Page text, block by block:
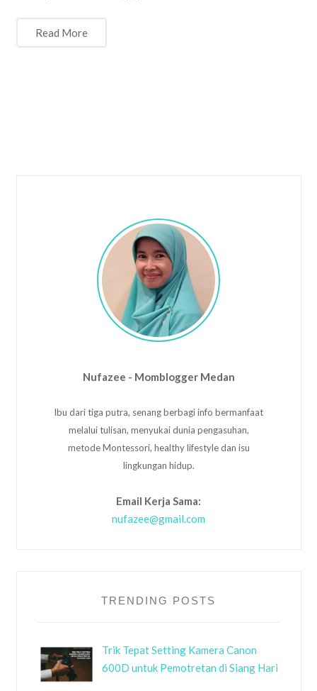
Read More
Nufazee - Momblogger Medan
Ibu dari tiga putra, senang berbagi info bermanfaat
melalui tulisan, menyukai dunia pengasuhan,
metode Montessori, healthy lifestyle dan isu
lingkungan hidup.
Email Kerja Sama:
nufazee@gmail.com
TRENDING POSTS
Trik Tepat Setting Kamera Canon
600D untuk Pemotretan di Siang Hari